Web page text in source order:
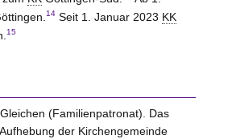
14Seit 1. Januar 2023 KK
15
(Familienpatronat). Das
der Kirchengemeinde